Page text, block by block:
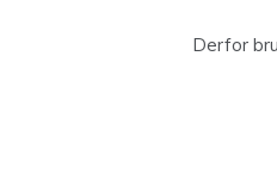
Derfor